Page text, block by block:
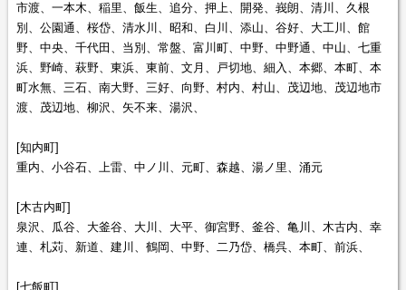
市渡、一本木、稲里、飯生、追分、押上、開発、峩朗、清川、久根
別、公園通、桜岱、清水川、昭和、白川、添山、谷好、大工川、館
野、中央、千代田、当別、常盤、富川町、中野、中野通、中山、七重
浜、野崎、萩野、東浜、東前、文月、戸切地、細入、本郷、本町、本
町水無、三石、南大野、三好、向野、村内、村山、茂辺地、茂辺地市
渡、茂辺地、柳沢、矢不来、湯沢、
[知内町]
重内、小谷石、上雷、中ノ川、元町、森越、湯ノ里、涌元
[木古内町]
泉沢、瓜谷、大釜谷、大川、大平、御宮野、釜谷、亀川、木古内、幸
連、札苅、新道、建川、鶴岡、中野、二乃岱、橋呉、本町、前浜、
[七飯町]